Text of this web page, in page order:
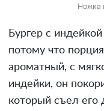
Ножка
Бургер с
потому что
ароматный, с
индейки, он
который съел его